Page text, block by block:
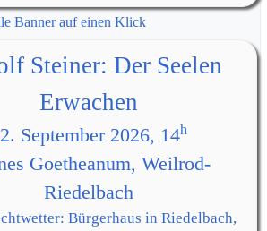
Banner auf einen Klick
Steiner: Der Seelen
Erwachen
September 2026, 14h
Goetheanum, Weilrod-
Riedelbach
Bürgerhaus in Riedelbach,